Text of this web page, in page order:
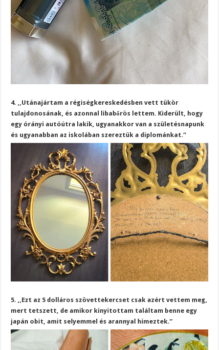
4. ,,Utánajártam a régiségkereskedésben vett tükör
tulajdonosának, és azonnal libabőrös lettem. Kiderült, hogy
egy órányi autóútra lakik, ugyanakkor van a születésnapunk
és ugyanabban az iskolában szereztük a diplománkat.”
5. ,,Ezt az 5 dolláros szövettekercset csak azért vettem meg,
mert tetszett, de amikor kinyitottam találtam benne egy
japán obit, amit selyemmel és arannyal hímeztek.”